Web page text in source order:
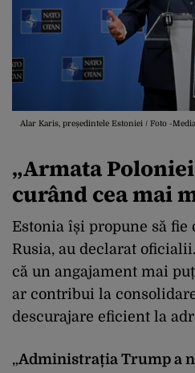
Alar Karis, președintele Estoniei / Foto -
„Armata
curând cea mai
Estonia își propune să
Rusia, au declarat
că un angajament mai
ar contribui la
descurajare eficient la
„Administrația Trump a